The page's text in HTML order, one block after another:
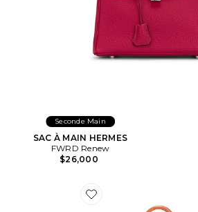
Seconde Main
SAC À MAIN HERMES
FWRD Renew
$26,000
Favorite SAC À MAIN